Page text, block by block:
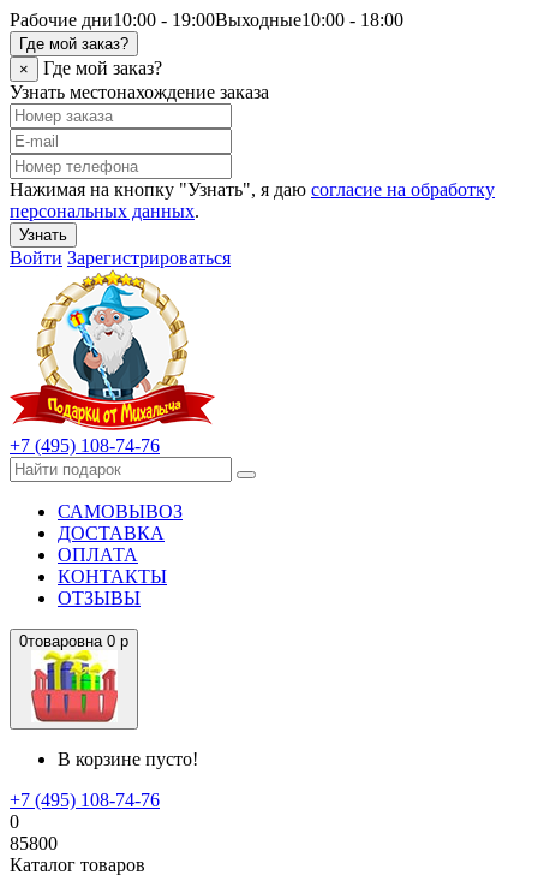
Рабочие дни10:00 - 19:00Выходные10:00 - 18:00
Где мой заказ?
×
Где мой заказ?
Узнать местонахождение заказа
Нажимая на кнопку "Узнать", я даю согласие на обработку
персональных данных.
Узнать
Войти Зарегистрироваться
+7 (495) 108-74-76
САМОВЫВОЗ
ДОСТАВКА
ОПЛАТА
КОНТАКТЫ
ОТЗЫВЫ
0товаровна 0 р
В корзине пусто!
+7 (495) 108-74-76
0
85800
Каталог товаров